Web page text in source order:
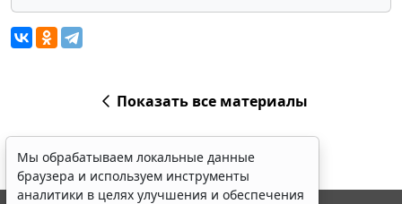
Показать все материалы
Мы обрабатываем локальные данные
браузера и используем инструменты
аналитики в целях улучшения и обеспечения